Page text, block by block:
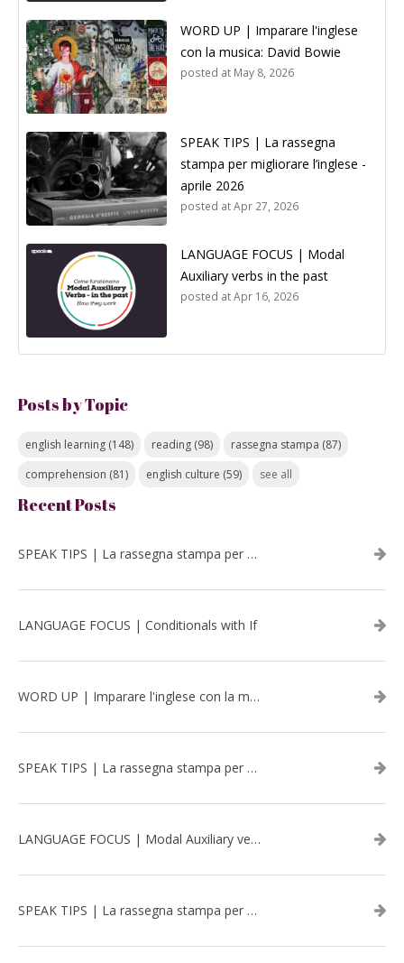
WORD UP | Imparare l'inglese
con la musica: David Bowie
posted at May 8, 2026
SPEAK TIPS | La rassegna
stampa per migliorare l’inglese -
aprile 2026
posted atApr 27, 2026
LANGUAGE FOCUS | Modal
Auxiliary verbs in the past
posted atApr 16, 2026
Posts by Topic
english learning (148) reading (98) rassegna stampa (87)
comprehension (81) english culture (59) see all
Recent Posts
SPEAK TIPS | La rassegna stampa per migliorare l’inglese - luglio 2026
LANGUAGE FOCUS | Conditionals with If
WORD UP | Imparare l'inglese con la musica: David Bowie
SPEAK TIPS | La rassegna stampa per migliorare l’inglese - aprile 2026
LANGUAGE FOCUS | Modal Auxiliary verbs in the past
SPEAK TIPS | La rassegna stampa per migliorare l’inglese - marzo 2026